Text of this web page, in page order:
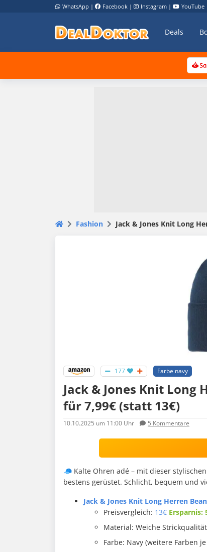
WhatsApp | Facebook | Instagram | YouTube
Deals
Fashion Jack & Jones Knit Long
177 Farbe navy
Jack & Jones Knit Long
für 7,99€ (statt 13€)
10.10.2025 um 11:00 Uhr 5 Kommentare
🧢 Kalte Ohren adé – mit dieser
bestens gerüstet. Schlicht, bequem und
Jack & Jones Knit Long Herren
Preisvergleich: 13€ Ersparnis:
Material: Weiche
Farbe: Navy (weitere Farben